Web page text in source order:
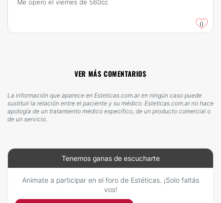
Me opero el viernes de 560cc
0
VER MÁS COMENTARIOS
La información que aparece en Esteticas.com.ar en ningún caso puede
sustituir la relación entre el paciente y su médico. Esteticas.com.ar no hace
apología de un tratamiento médico específico, de un producto comercial o
de un servicio.
Tenemos ganas de escucharte
Animate a participar en el foro de Estéticas. ¡Solo faltás
vos!